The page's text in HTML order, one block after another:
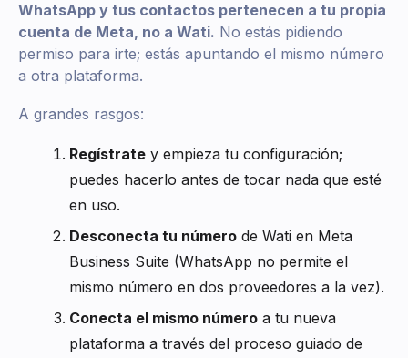
WhatsApp y tus contactos pertenecen a tu propia
cuenta de Meta, no a Wati. No estás pidiendo
permiso para irte; estás apuntando el mismo número
a otra plataforma.
A grandes rasgos:
Regístrate y empieza tu configuración;
puedes hacerlo antes de tocar nada que esté
en uso.
Desconecta tu número de Wati en Meta
Business Suite (WhatsApp no permite el
mismo número en dos proveedores a la vez).
Conecta el mismo número a tu nueva
plataforma a través del proceso guiado de